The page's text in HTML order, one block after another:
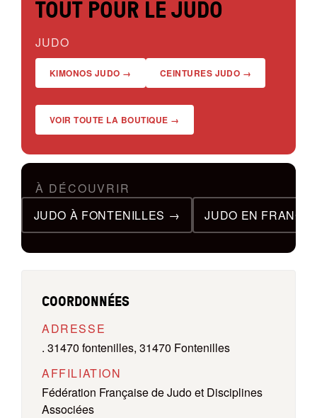
TOUT POUR LE JUDO
JUDO
KIMONOS JUDO → CEINTURES JUDO →
VOIR TOUTE LA BOUTIQUE →
À DÉCOUVRIR
JUDO À FONTENILLES →
JUDO EN
COORDONNÉES
ADRESSE
. 31470 fontenilles, 31470 Fontenilles
AFFILIATION
Fédération Française de Judo et Disciplines
Associées